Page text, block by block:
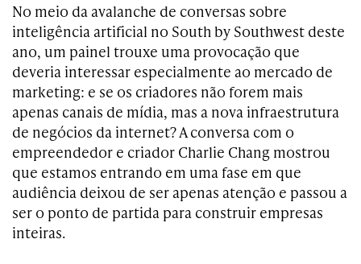
No meio da avalanche de conversas sobre
inteligência artificial no South by Southwest deste
ano, um painel trouxe uma provocação que
deveria interessar especialmente ao mercado de
marketing: e se os criadores não forem mais
apenas canais de mídia, mas a nova infraestrutura
de negócios da internet? A conversa com o
empreendedor e criador Charlie Chang mostrou
que estamos entrando em uma fase em que
audiência deixou de ser apenas atenção e passou a
ser o ponto de partida para construir empresas
inteiras.